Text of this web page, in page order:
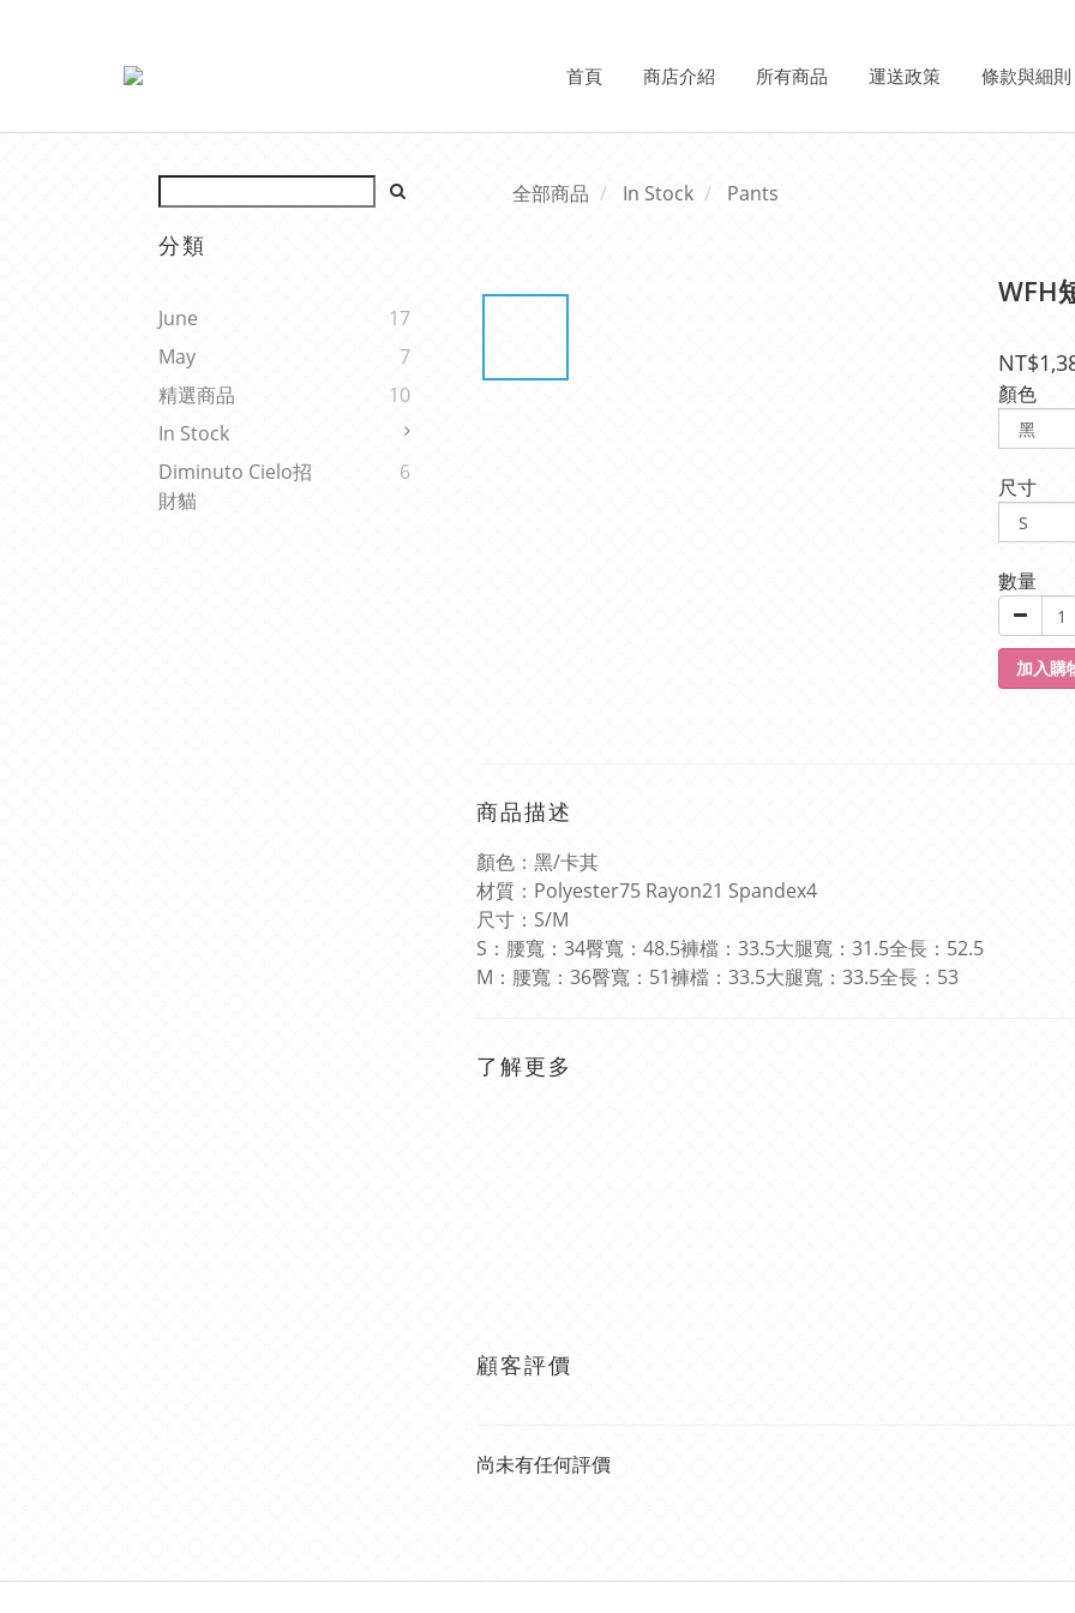
首頁 商店介紹 所有商品 運送政策 條款與細則
分類
June
17
May
7
精選商品
10
In Stock
Diminuto Cielo招
財貓
6
全部商品 In Stock Pants
WFH
顏色
尺寸
數量
加入購
商品描述
顏色：黑/卡其
材質： Polyester75 Rayon21 Spandex4
尺寸： S/M
S ：腰寬： 34臀寬： 48.5褲檔： 33.5大腿寬： 31.5全長： 52.5
M ：腰寬： 36臀寬： 51褲檔： 33.5大腿寬： 33.5全長： 53
了解更多
顧客評價
尚未有任何評價